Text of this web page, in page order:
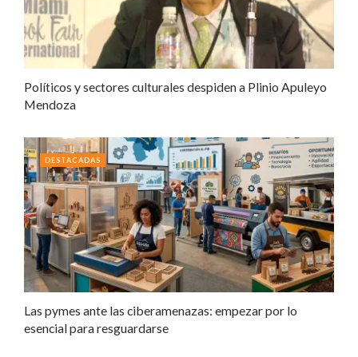
Políticos y sectores culturales despiden a Plinio Apuleyo
Mendoza
Las pymes ante las ciberamenazas: empezar por lo
esencial para resguardarse
DESTACADAS